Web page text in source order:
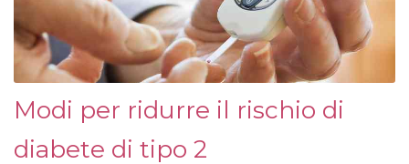
Modi per ridurre il rischio di
diabete di tipo 2